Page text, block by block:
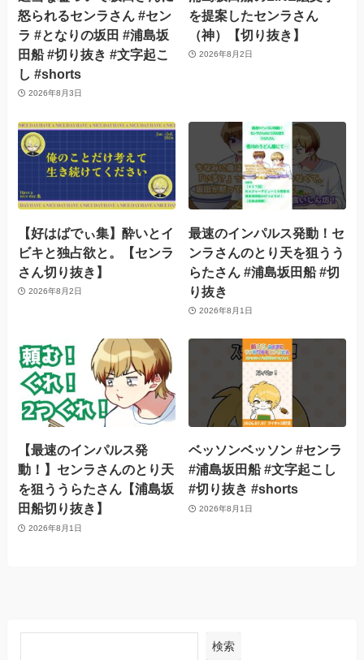
怒られるセンラさん #セン
ラ #となりの坂田 #浦島坂
田船 #切り抜き #文字起こ
し #shorts
2026年8月3日
を提案したセンラさん
（神）【切り抜き】
2026年8月2日
【好はばでぃ集】酔いとイ
ビキと独占欲と。【センラ
さん切り抜き】
2026年8月2日
最速のインパルス発動！セ
ンラさんのとり天を狙うう
らたさん #浦島坂田船 #切
り抜き
2026年8月1日
【最速のインパルス発
動！】センラさんのとり天
を狙ううらたさん【浦島坂
田船切り抜き】
2026年8月1日
ベッソンベッソン #センラ
#浦島坂田船 #文字起こし
#切り抜き #shorts
2026年8月1日
検索